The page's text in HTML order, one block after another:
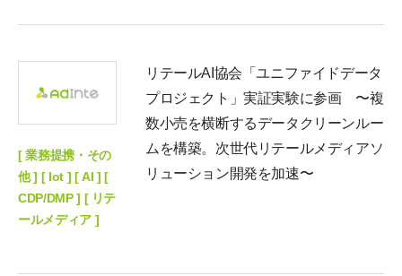
[ 業務提携・その
他 ] [ Iot ] [ AI ] [
CDP/DMP ] [ リテ
ールメディア ]
リテールAI協会「ユニファイドデータ
プロジェクト」実証実験に参画 〜複
数小売を横断するデータクリーンルー
ムを構築。次世代リテールメディアソ
リューション開発を加速〜